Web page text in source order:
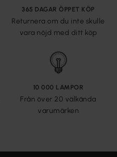
365 DAGAR ÖPPET KÖP
Returnera om du inte skulle
vara nöjd med ditt köp
10 000 LAMPOR
Från över 20 välkända
varumärken